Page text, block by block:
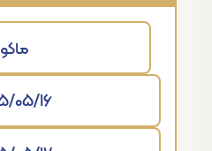
ماکو